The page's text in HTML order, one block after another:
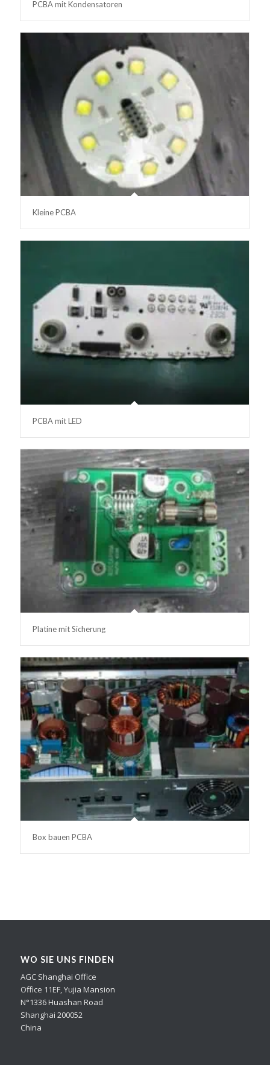
PCBA mit Kondensatoren
Kleine PCBA
PCBA mit LED
Platine mit Sicherung
Box bauen PCBA
WO SIE UNS FINDEN
AGC Shanghai Office
Office 11EF, Yujia Mansion
N°1336 Huashan Road
Shanghai 200052
China